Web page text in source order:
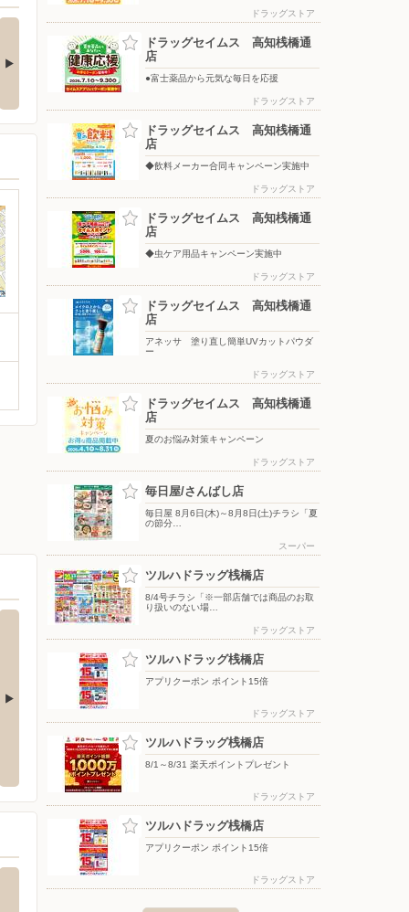
ケア用品キャンペー
象の虫ケア用品どれでも1
のお会計で2点以上…
ーしまむら/南金田店
金田3-17
ドラッグセイムス 高須店
〒781-8104 高知県高知市高須2丁目6-66
ドラッグストア
ドラッグセイムス 高知桟橋通
店
●富士薬品から元気な毎日を応援
ドラッグストア
ドラッグセイムス 高知桟橋通
店
◆飲料メーカー合同キャンペーン実施中
ドラッグストア
ドラッグセイムス 高知桟橋通
店
◆虫ケア用品キャンペーン実施中
ドラッグストア
ドラッグセイムス 高知桟橋通
店
アネッサ 塗り直し簡単UVカットパウダ
ー
ドラッグストア
ドラッグセイムス 高知桟橋通
店
夏のお悩み対策キャンペーン
ドラッグストア
毎日屋/さんばし店
毎日屋 8月6日(木)～8月8日(土)チラシ「夏
の節分…
スーパー
ツルハドラッグ桟橋店
8/4号チラシ「※一部店舗では商品のお取
り扱いのない場…
ドラッグストア
ツルハドラッグ桟橋店
アプリクーポン ポイント15倍
ドラッグストア
ツルハドラッグ桟橋店
8/1～8/31 楽天ポイントプレゼント
ドラッグストア
ツルハドラッグ桟橋店
アプリクーポン ポイント15倍
ドラッグストア